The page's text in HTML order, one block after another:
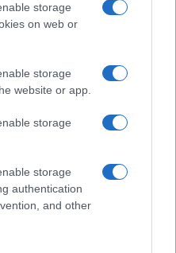
storage
on web or
storage
website or app.
storage
storage
authentication
and other
sito
per tema
autori
web dedicato a frasi,
del web (137.901 frasi in
riproduzione dei testi è